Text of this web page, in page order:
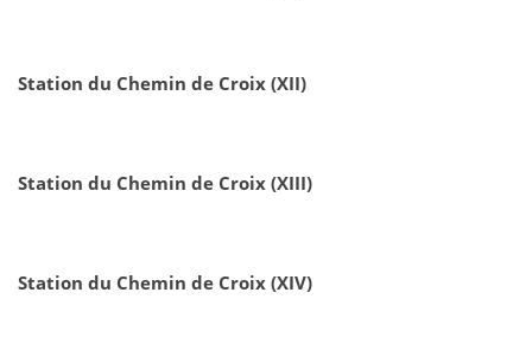
Station du Chemin de Croix (XII)
Station du Chemin de Croix (XIII)
Station du Chemin de Croix (XIV)